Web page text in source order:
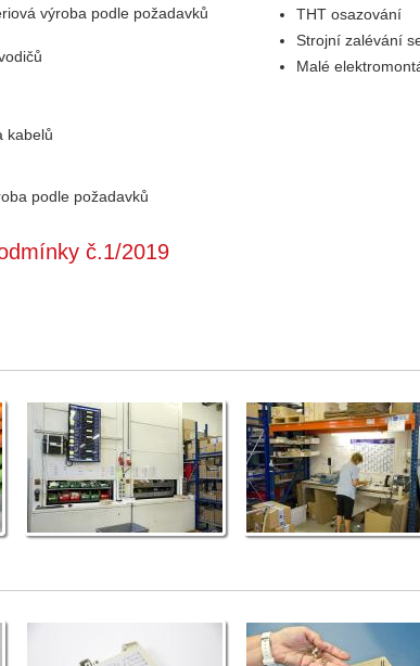
výroba podle požadavků
kabelů
podle požadavků
THT osazování
Strojní zalévání
Malé
č.1/2019